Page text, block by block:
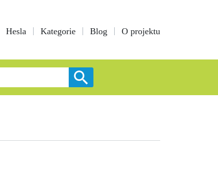
Hesla Kategorie Blog O projektu